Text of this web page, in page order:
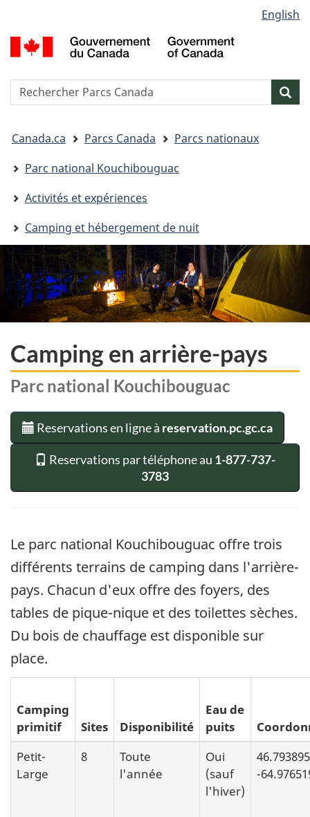
au
contenu
« Au
du
la
HTML
de
la
langue
English
Reserche
êtes
ici&nbsp;:
Canada.ca Parcs Canada
Parcs nationaux
Parc national Kouchibouguac
Activités et expériences
Camping et hébergement de nuit
Camping en arrière-pays
Parc national Kouchibouguac
Reservations en ligne à reservation.pc.gc.ca
Reservations par téléphone au 1-877-737-
3783
Le parc national Kouchibouguac offre trois
différents terrains de camping dans l'arrière-
pays. Chacun d'eux offre des foyers, des
tables de pique-nique et des toilettes sèches.
Du bois de chauffage est disponible sur
place.
Camping
primitif
Sites Disponibilité
Eau de
puits
Petit-
Large
8
Toute
l'année
Oui
(sauf
l'hiver)
-